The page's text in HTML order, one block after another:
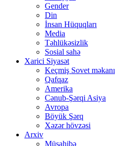
Gender
Din
İnsan Hüquqları
Media
Təhlükəsizlik
Sosial sahə
Xarici Siyasət
Keçmiş Sovet məkanı
Qafqaz
Amerika
Cənub-Şərqi Asiya
Avropa
Böyük Şərq
Xəzər hövzəsi
Arxiv
Müsahibə